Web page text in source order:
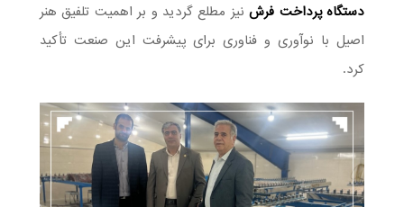
دستگاه پرداخت فرشنیز مطلع گردید و بر اهمیت تلفیق هنر
اصیل با نوآوری و فناوری برای پیشرفت این صنعت تأکید
کرد.